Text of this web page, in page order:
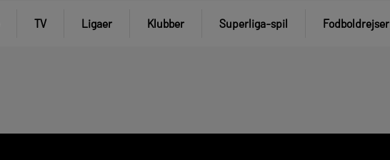
TV Ligaer Klubber Superliga-spil Fodboldrejser